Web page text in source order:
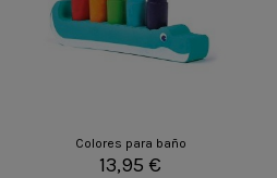
Colores para baño
13,95 €